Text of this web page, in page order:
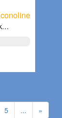
5 ... »